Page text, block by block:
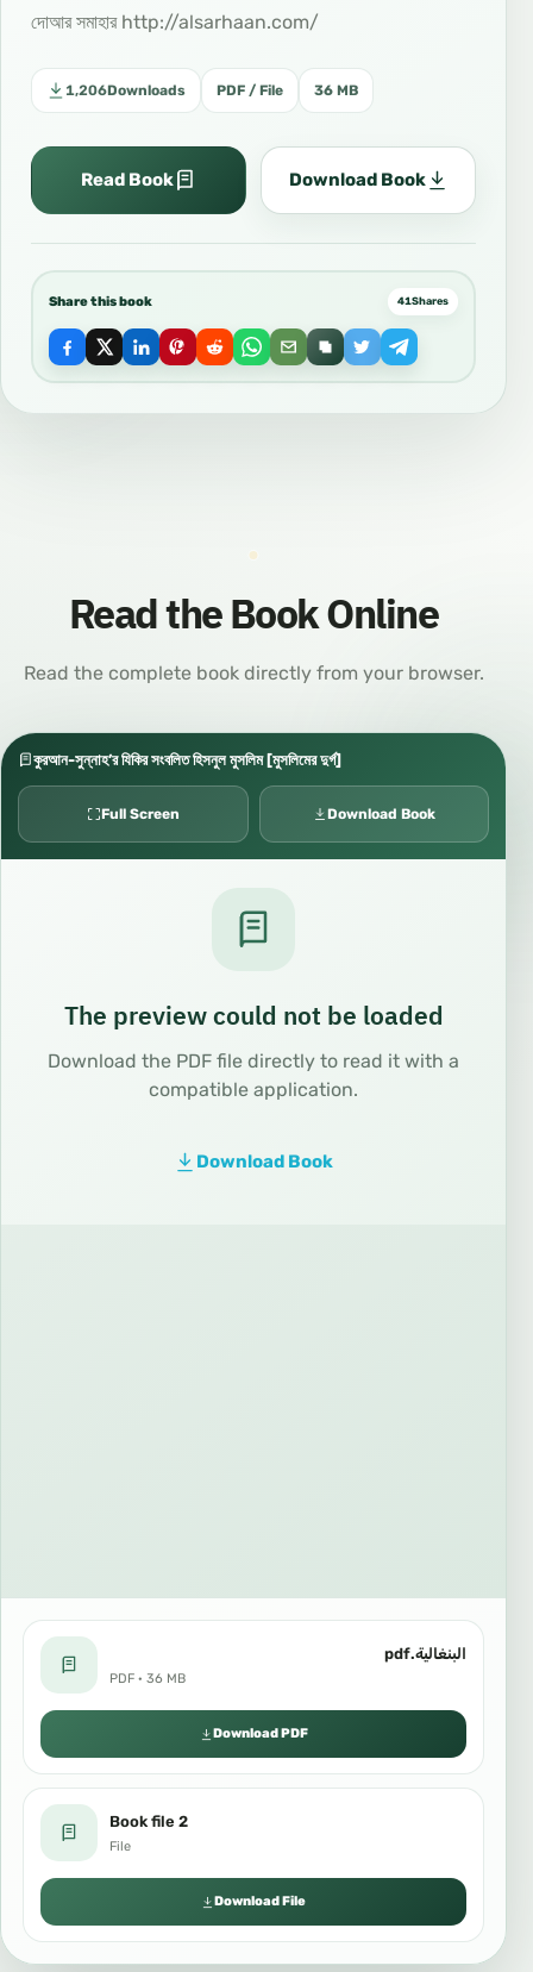
দোআর সমাহার http://alsarhaan.com/
1,206Downloads PDF / File 36 MB
Read Book Download Book
Share this book 41Shares
Read the Book Online
Read the complete book directly from your browser.
কুরআন-সুন্নাহ’র যিকির সংবলিত হিসনুল মুসলিম [মুসলিমের দুর্গ]
Full Screen Download Book
The preview could not be loaded
Download the PDF file directly to read it with a
compatible application.
Download Book
البنغالية.pdf
PDF · 36 MB
Download PDF
Book file 2
File
Download File